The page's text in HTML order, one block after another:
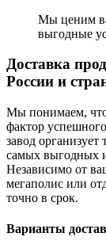
Мы ценим
выгодные
Доставка
России и
Мы понимаем, что
фактор
завод
самых выгодных
Независимо от
мегаполис или
точно в срок.
Варианты